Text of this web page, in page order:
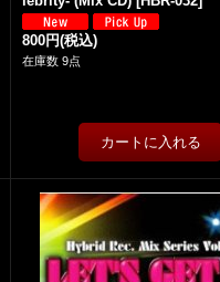
800円(税込)
在庫数 9点